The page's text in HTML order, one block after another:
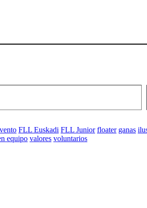
FLL Euskadi FLL Junior floater ganas
equipo valores voluntarios